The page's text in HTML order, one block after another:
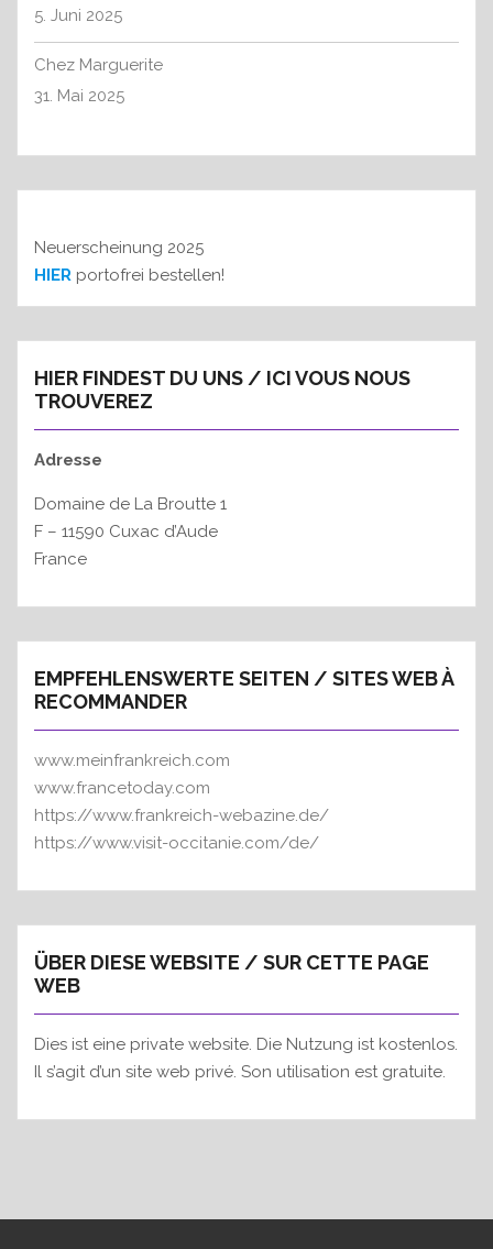
5. Juni 2025
Chez Marguerite
31. Mai 2025
Neuerscheinung 2025
HIER portofrei bestellen!
HIER FINDEST DU UNS / ICI VOUS NOUS
TROUVEREZ
Adresse
Domaine de La Broutte 1
F – 11590 Cuxac d’Aude
France
EMPFEHLENSWERTE SEITEN / SITES WEB À
RECOMMANDER
www.meinfrankreich.com
www.francetoday.com
https://www.frankreich-webazine.de/
https://www.visit-occitanie.com/de/
ÜBER DIESE WEBSITE / SUR CETTE PAGE
WEB
Dies ist eine private website. Die Nutzung ist kostenlos.
Il s’agit d’un site web privé. Son utilisation est gratuite.